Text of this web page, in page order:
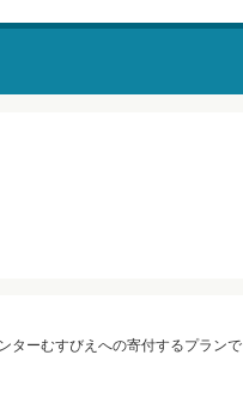
ターむすびえへの寄付するプランで